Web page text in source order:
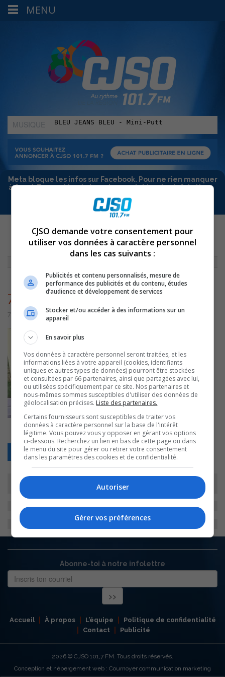
MUSIQUE
:
Meta bloque les infos sur Facebook. Pour ne rien manquer
à Sorel-Tracy et la région, abonne-toi à notre infolettre :
»
7761
7 juillet 2016 | Par admin
Retour
Abonne-toi à notre infolettre
Accueil À propos L’équipe
Politique de confidentialité
Contact
Publicité
2026 © CJSO 101,7 FM. Tous droits réservés.
Conception et hébergement web : Cournoyer communication marketing
MENU
CJSO demande votre consentement pour
utiliser vos données à caractère personnel
dans les cas suivants :
Publicités et contenu personnalisés, mesure de
performance des publicités et du contenu, études
d’audience et développement de services
Stocker et/ou accéder à des informations sur un
appareil
En savoir plus
Vos données à caractère personnel seront traitées, et les
informations liées à votre appareil (cookies, identifiants
uniques et autres types de données) pourront être stockées
et consultées par 66 partenaires, ainsi que partagées avec lui,
ou utilisées spécifiquement par ce site. Nos partenaires et
nous-mêmes sommes susceptibles d'utiliser des données de
géolocalisation précises. Liste des partenaires.
Certains fournisseurs sont susceptibles de traiter vos
données à caractère personnel sur la base de l'intérêt
légitime. Vous pouvez vous y opposer en gérant vos options
ci-dessous. Recherchez un lien en bas de cette page ou dans
le menu du site pour gérer ou retirer votre consentement
dans les paramètres des cookies et de confidentialité.
Autoriser
Gérer vos préférences